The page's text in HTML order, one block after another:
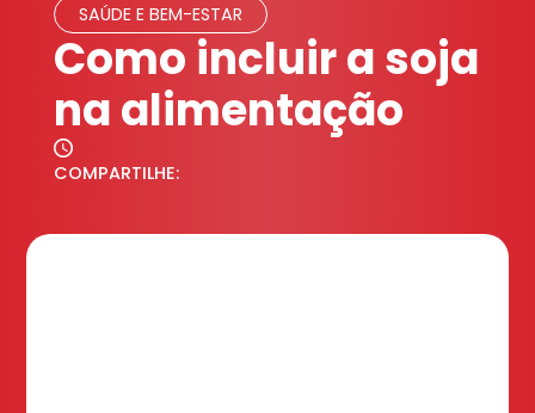
SAÚDE E BEM-ESTAR
Como incluir a soja
na alimentação
COMPARTILHE: